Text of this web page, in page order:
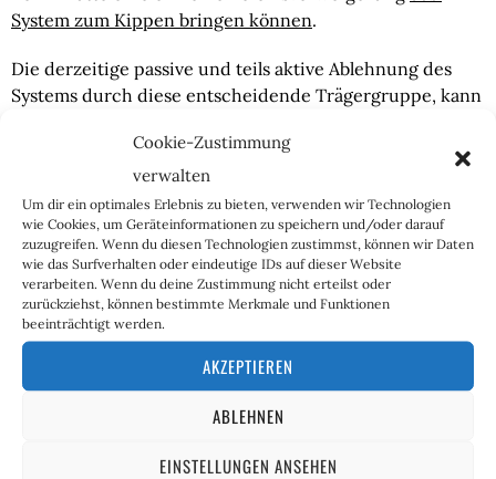
Cookie-Zustimmung
verwalten
Um dir ein optimales Erlebnis zu bieten, verwenden wir Technologien
wie Cookies, um Geräteinformationen zu speichern und/oder darauf
zuzugreifen. Wenn du diesen Technologien zustimmst, können wir Daten
wie das Surfverhalten oder eindeutige IDs auf dieser Website
verarbeiten. Wenn du deine Zustimmung nicht erteilst oder
zurückziehst, können bestimmte Merkmale und Funktionen
beeinträchtigt werden.
AKZEPTIEREN
ABLEHNEN
EINSTELLUNGEN ANSEHEN
System zum Kippen bringen können.
Die derzeitige passive und teils aktive Ablehnung des
Systems durch diese entscheidende Trägergruppe, kann
werden. Insbesondere wenn eine effiziente Vernetzung
mit anderen friedlichen Widerstandsgruppen gelingt.
Von kindischen Politfantasien über weiße Ritter im Stile
eines Q-Anon sollte man sich, falls vorhanden, jedoch
schleunigst verabschieden. Denn auch das System wird
durch die aktuellen Absetzbewegungen nicht gänzlich
unvorbereitet getroffen.
Die politische Polizei wurde in Deutschland durch die
Antifa bereits vor Jahrzehnten privatisiert. Ebenfalls
Karl Albrecht Schachtschneider